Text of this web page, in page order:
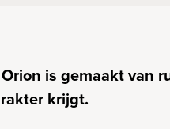
is gemaakt van
krijgt.